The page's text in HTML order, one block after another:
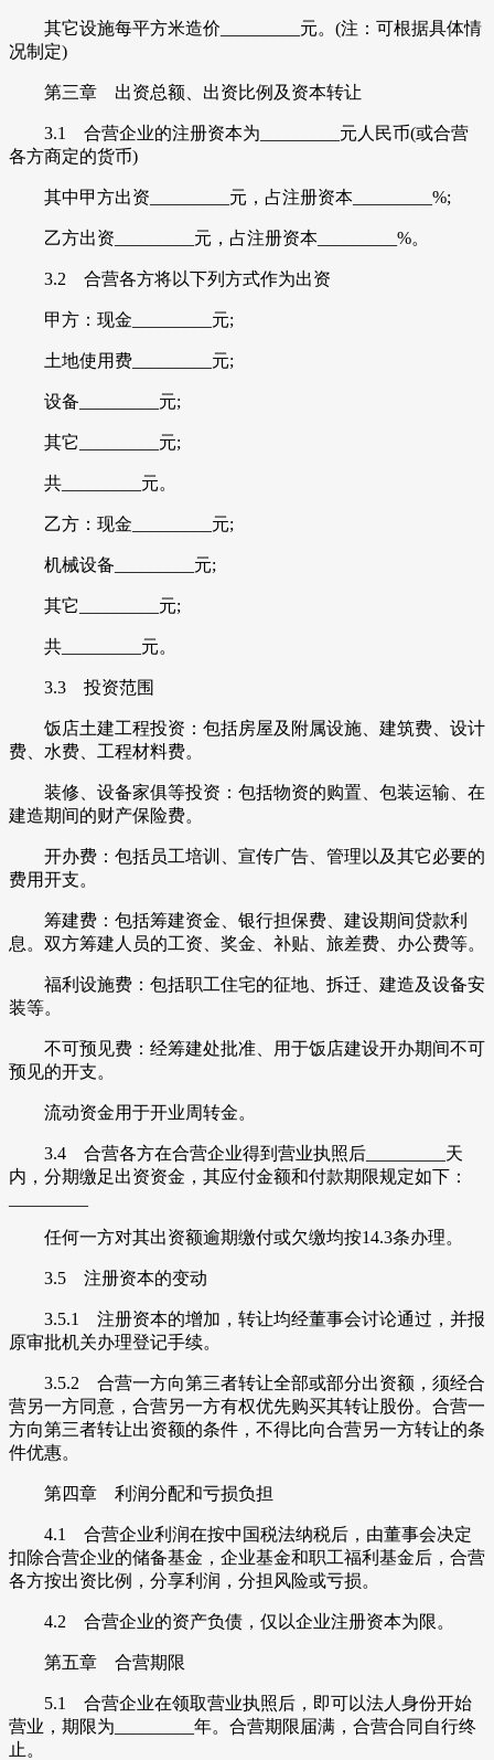
其它设施每平方米造价_________元。(注：可根据具体情
况制定)
第三章 出资总额、出资比例及资本转让
3.1 合营企业的注册资本为_________元人民币(或合营
各方商定的货币)
其中甲方出资_________元，占注册资本_________%;
乙方出资_________元，占注册资本_________%。
3.2 合营各方将以下列方式作为出资
甲方：现金_________元;
土地使用费_________元;
设备_________元;
其它_________元;
共_________元。
乙方：现金_________元;
机械设备_________元;
其它_________元;
共_________元。
3.3 投资范围
饭店土建工程投资：包括房屋及附属设施、建筑费、设计
费、水费、工程材料费。
装修、设备家俱等投资：包括物资的购置、包装运输、在
建造期间的财产保险费。
开办费：包括员工培训、宣传广告、管理以及其它必要的
费用开支。
筹建费：包括筹建资金、银行担保费、建设期间贷款利
息。双方筹建人员的工资、奖金、补贴、旅差费、办公费等。
福利设施费：包括职工住宅的征地、拆迁、建造及设备安
装等。
不可预见费：经筹建处批准、用于饭店建设开办期间不可
预见的开支。
流动资金用于开业周转金。
3.4 合营各方在合营企业得到营业执照后_________天
内，分期缴足出资资金，其应付金额和付款期限规定如下：
任何一方对其出资额逾期缴付或欠缴均按14.3条办理。
3.5 注册资本的变动
3.5.1 注册资本的增加，转让均经董事会讨论通过，并报
原审批机关办理登记手续。
3.5.2 合营一方向第三者转让全部或部分出资额，须经合
营另一方同意，合营另一方有权优先购买其转让股份。合营一
方向第三者转让出资额的条件，不得比向合营另一方转让的条
件优惠。
第四章 利润分配和亏损负担
4.1 合营企业利润在按中国税法纳税后，由董事会决定
扣除合营企业的储备基金，企业基金和职工福利基金后，合营
各方按出资比例，分享利润，分担风险或亏损。
4.2 合营企业的资产负债，仅以企业注册资本为限。
第五章 合营期限
5.1 合营企业在领取营业执照后，即可以法人身份开始
营业，期限为_________年。合营期限届满，合营合同自行终
止。